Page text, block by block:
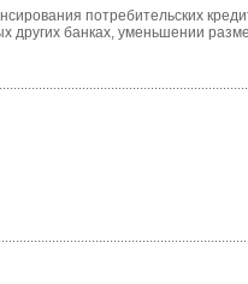
потребительских
банках, уменьшении